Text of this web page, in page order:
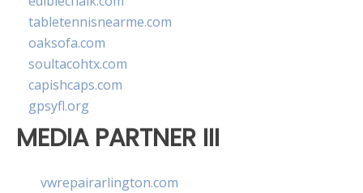
tabletennisnearme.com
oaksofa.com
soultacohtx.com
capishcaps.com
gpsyfl.org
MEDIA PARTNER III
vwrepairarlington.com